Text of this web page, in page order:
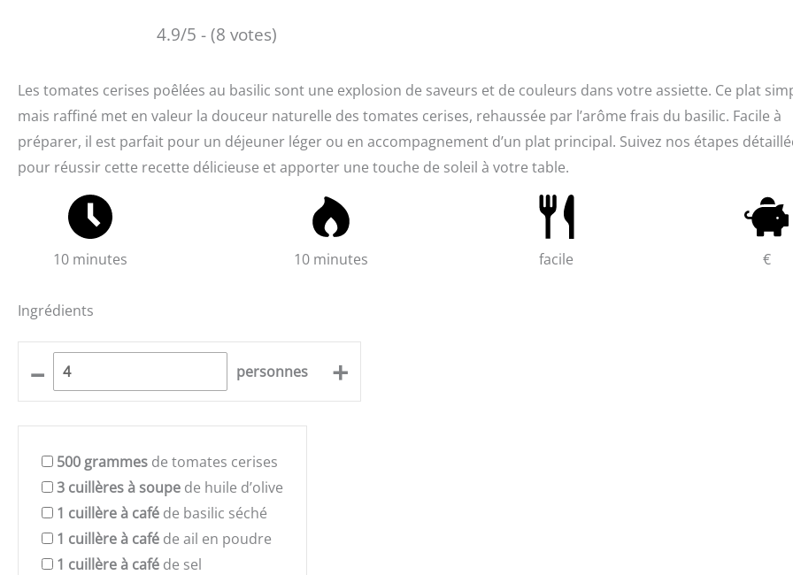
4.9/5 - (8 votes)
Les tomates cerises poêlées au basilic sont une explosion de saveurs et de couleurs dans votre assiette. Ce plat
mais raffiné met en valeur la douceur naturelle des tomates cerises, rehaussée par l’arôme frais du basilic. Facile à
préparer, il est parfait pour un déjeuner léger ou en accompagnement d’un plat principal. Suivez nos étapes
pour réussir cette recette délicieuse et apporter une touche de soleil à votre table.
10 minutes 10 minutes facile €
Ingrédients
– personnes +
500 grammes de tomates cerises
3 cuillères à soupe de huile d’olive
1 cuillère à café de basilic séché
1 cuillère à café de ail en poudre
1 cuillère à café de sel